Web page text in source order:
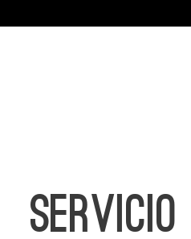
SERVICIO